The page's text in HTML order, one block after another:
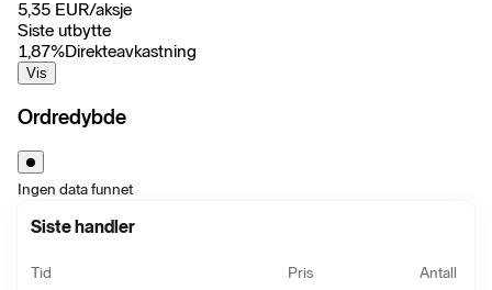
5,35 EUR/aksje
Siste utbytte
1,87%Direkteavkastning
Vis
Ordredybde
Ingen data funnet
Siste handler
Tid Pris Antall